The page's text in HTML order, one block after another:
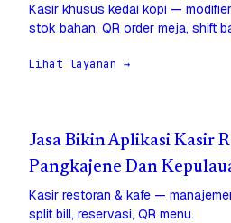
Kasir khusus kedai kopi —
stok bahan, QR order meja, shift
Lihat layanan →
Jasa Bikin Aplikasi Kasir
Pangkajene Dan
Kasir restoran & kafe —
split bill, reservasi, QR menu.